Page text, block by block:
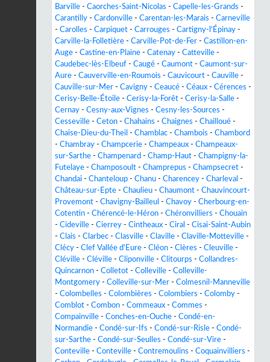
Barville - Caorches-Saint-Nicolas - Capelle-les-Grands -
Carantilly - Cardonville - Carentan-les-Marais - Carneville
- Carolles - Carpiquet - Carrouges - Cartigny-l'Épinay -
Carville-la-Folletière - Carville-Pot-de-Fer - Castillon-en-
Auge - Castine-en-Plaine - Catenay - Catteville -
Caudebec-lès-Elbeuf - Caugé - Caumont - Caumont-sur-
Aure - Cauverville-en-Roumois - Cauvicourt - Cauville -
Cauville-sur-Mer - Cavigny - Ceaucé - Céaux - Cérences -
Cerisy-Belle-Étoile - Cerisy-la-Forêt - Cerisy-la-Salle -
Cernay - Cesny-aux-Vignes - Cesny-les-Sources -
Cesseville - Ceton - Chahains - Chaignes - Chailloué -
Chaise-Dieu-du-Theil - Chamblac - Chambois - Chambord
- Chambray - Champcerie - Champeaux - Champeaux-
sur-Sarthe - Champenard - Champ-Haut - Champigny-la-
Futelaye - Champosoult - Champrepus - Champsecret -
Chandai - Chanteloup - Chanu - Charencey - Charleval -
Château-sur-Epte - Chaulieu - Chaumont - Chauvincourt-
Provemont - Chavigny-Bailleul - Chavoy - Cherbourg-en-
Cotentin - Chérencé-le-Héron - Chéronvilliers - Chouain
- Cideville - Cierrey - Cintheaux - Ciral - Cisai-Saint-Aubin
- Clais - Clarbec - Clasville - Claville - Claville-Motteville -
Clécy - Clef Vallée d'Eure - Cléon - Clères - Cleuville -
Cléville - Cléville - Cliponville - Clitourps - Collandres-
Quincarnon - Colletot - Colleville - Colleville-
Montgomery - Colleville-sur-Mer - Colmesnil-Manneville
- Colombelles - Colombières - Colombiers - Colomby -
Comblot - Combon - Commeaux - Commes -
Compainville - Conches-en-Ouche - Condé-en-
Normandie - Condé-sur-Ifs - Condé-sur-Risle - Condé-
sur-Sarthe - Condé-sur-Seulles - Condé-sur-Vire -
Conteville - Conteville - Contremoulins - Coquainvilliers -